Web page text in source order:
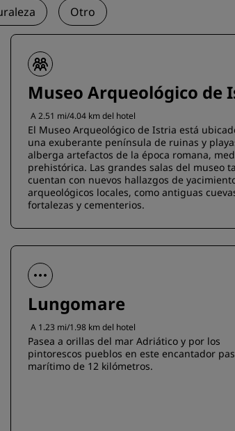
Otro
Museo Arqueológico de
A 2.51 mi/4.04 km del hotel
El Museo Arqueológico de Istria está
una exuberante península de ruinas y
alberga artefactos de la época romana,
prehistórica. Las grandes salas del museo
cuentan con nuevos hallazgos de
arqueológicos locales, como antiguas
fortalezas y cementerios.
Lungomare
A 1.23 mi/1.98 km del hotel
Pasea a orillas del mar Adriático y por los
pintorescos pueblos en este encantador
marítimo de 12 kilómetros.